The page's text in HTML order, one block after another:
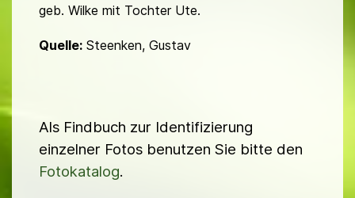
geb. Wilke mit Tochter Ute.
Quelle: Steenken, Gustav
Als Findbuch zur Identifizierung
einzelner Fotos benutzen Sie bitte den
Fotokatalog.